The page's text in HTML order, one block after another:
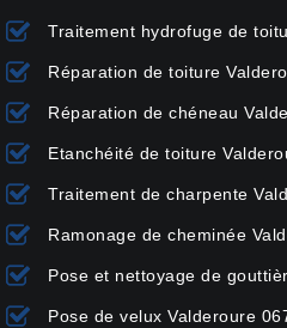
Traitement hydrofuge de
Réparation de toiture
Réparation de chéneau
Etanchéité de toiture
Traitement de charpente
Ramonage de cheminée
Pose et nettoyage de
Pose de velux Valderoure